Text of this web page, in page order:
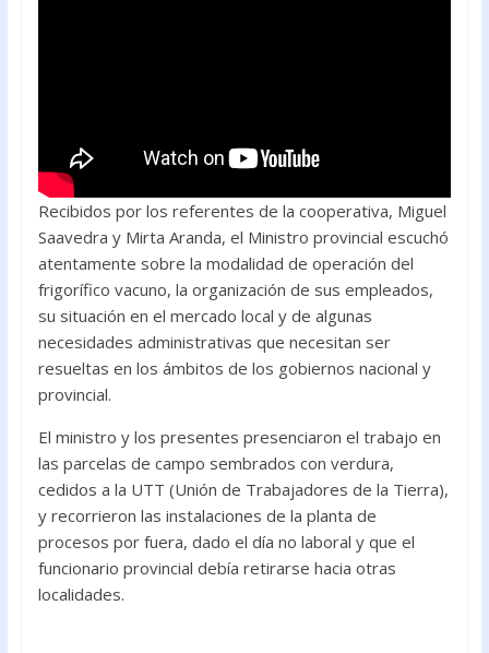
Recibidos por los referentes de la cooperativa, Miguel
Saavedra y Mirta Aranda, el Ministro provincial escuchó
atentamente sobre la modalidad de operación del
frigorífico vacuno, la organización de sus empleados,
su situación en el mercado local y de algunas
necesidades administrativas que necesitan ser
resueltas en los ámbitos de los gobiernos nacional y
provincial.
El ministro y los presentes presenciaron el trabajo en
las parcelas de campo sembrados con verdura,
cedidos a la UTT (Unión de Trabajadores de la Tierra),
y recorrieron las instalaciones de la planta de
procesos por fuera, dado el día no laboral y que el
funcionario provincial debía retirarse hacia otras
localidades.